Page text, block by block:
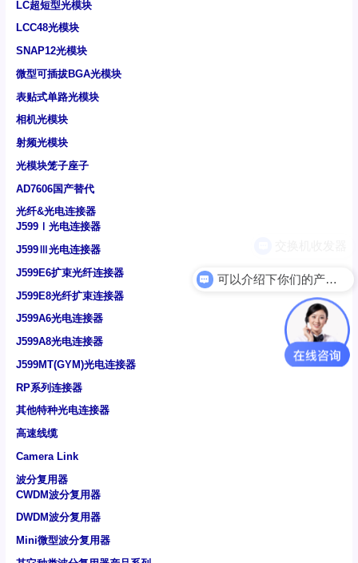
LC超短型光模块
LCC48光模块
SNAP12光模块
微型可插拔BGA光模块
表贴式单路光模块
相机光模块
射频光模块
光模块笼子座子
AD7606国产替代
光纤&光电连接器
J599Ⅰ光电连接器
J599Ⅲ光电连接器
J599E6扩束光纤连接器
J599E8光纤扩束连接器
J599A6光电连接器
J599A8光电连接器
J599MT(GYM)光电连接器
RP系列连接器
其他特种光电连接器
高速线缆
Camera Link
波分复用器
CWDM波分复用器
DWDM波分复用器
Mini微型波分复用器
可以介绍下你们的产品么